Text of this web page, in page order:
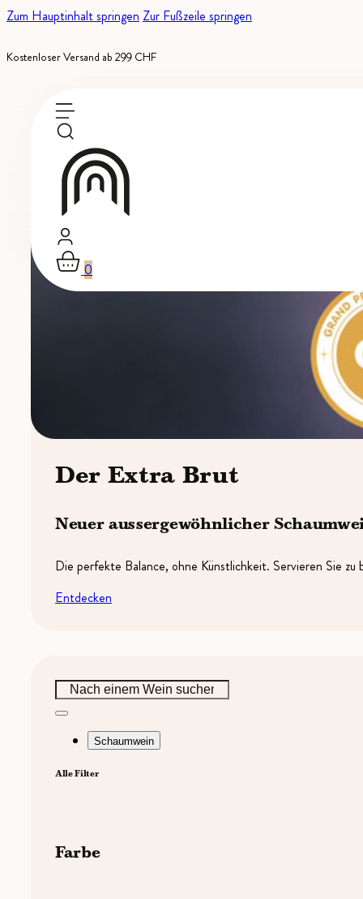
Zum Hauptinhalt springen Zur Fußzeile springen
Kostenloser Versand ab 299 CHF
0
Der Extra Brut
Neuer aussergewöhnlicher
Die perfekte Balance, ohne Künstlichkeit. Servieren Sie zu
Entdecken
Schaumwein
Alle Filter
Farbe